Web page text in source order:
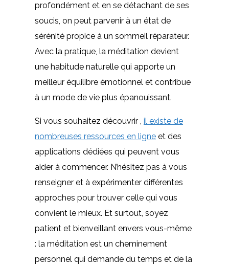
profondément et en se détachant de ses
soucis, on peut parvenir à un état de
sérénité propice à un sommeil réparateur.
Avec la pratique, la méditation devient
une habitude naturelle qui apporte un
meilleur équilibre émotionnel et contribue
à un mode de vie plus épanouissant.
Si vous souhaitez découvrir , il existe de
nombreuses ressources en ligne et des
applications dédiées qui peuvent vous
aider à commencer. N’hésitez pas à vous
renseigner et à expérimenter différentes
approches pour trouver celle qui vous
convient le mieux. Et surtout, soyez
patient et bienveillant envers vous-même
: la méditation est un cheminement
personnel qui demande du temps et de la